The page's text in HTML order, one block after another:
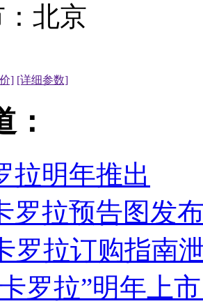
北京
] [详细参数]
：
拉明年推出
罗拉预告图发
罗拉订购指南
罗拉”明年上